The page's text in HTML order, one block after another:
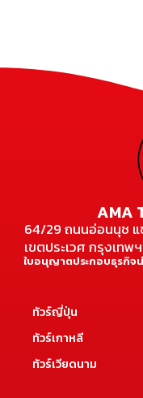
AMA
64/29 ถนนอ่อนนุช แ
เขตประเวศ กรุงเทพ
ใบอนุญาตประกอบธุรกิจน
ทัวร์ญี่ปุ่น
ทัวร์เกาหลี
ทัวร์เวียดนาม